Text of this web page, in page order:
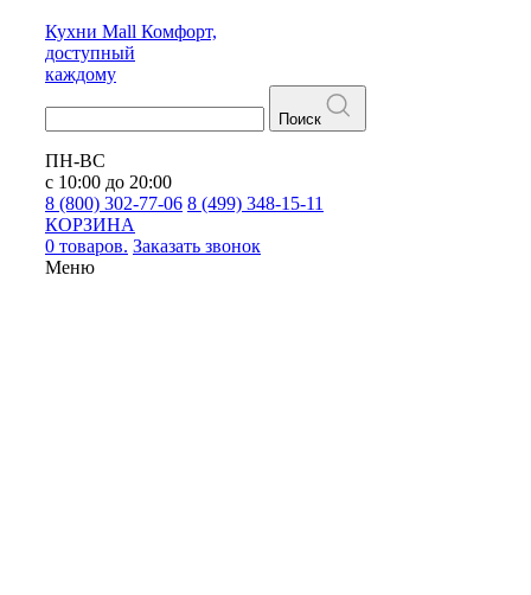
Кухни Mall Комфорт,
доступный
каждому
Поиск
ПН-ВС
с 10:00 до 20:00
8 (800) 302-77-06 8 (499) 348-15-11
КОРЗИНА
0 товаров. Заказать звонок
Меню